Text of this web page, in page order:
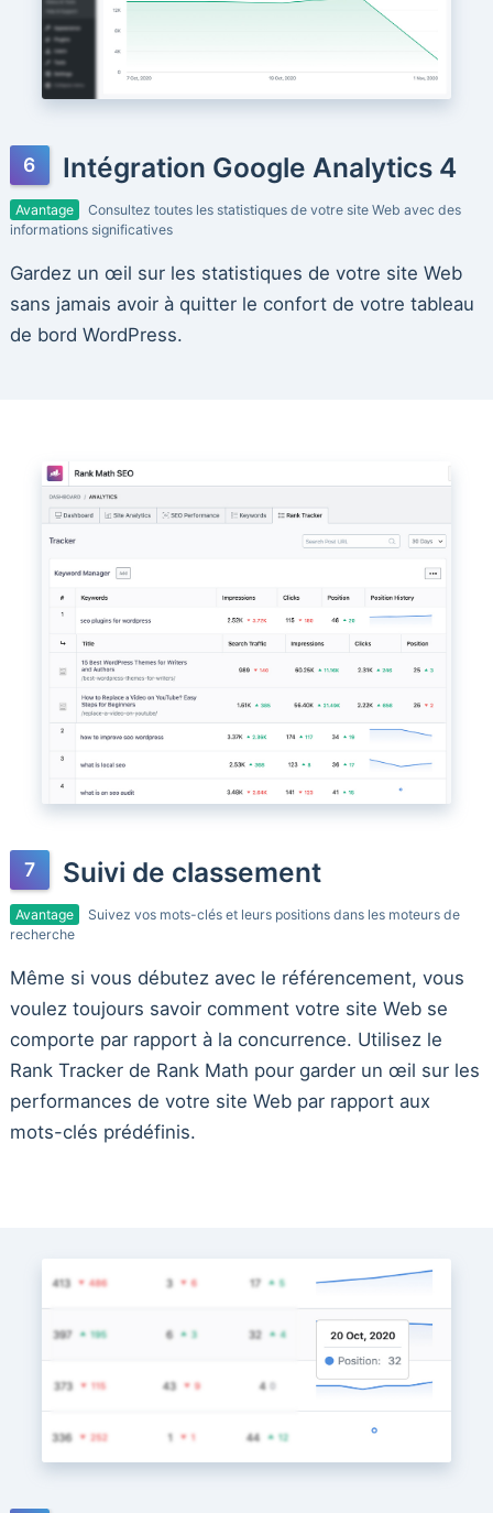
Intégration Google Analytics 4
Avantage
Consultez toutes les statistiques de votre site Web avec des
informations significatives
Gardez un œil sur les statistiques de votre site Web
sans jamais avoir à quitter le confort de votre tableau
de bord WordPress.
Suivi de classement
Avantage
Suivez vos mots-clés et leurs positions dans les moteurs de
recherche
Même si vous débutez avec le référencement, vous
voulez toujours savoir comment votre site Web se
comporte par rapport à la concurrence. Utilisez le
Rank Tracker de Rank Math pour garder un œil sur les
performances de votre site Web par rapport aux
mots-clés prédéfinis.